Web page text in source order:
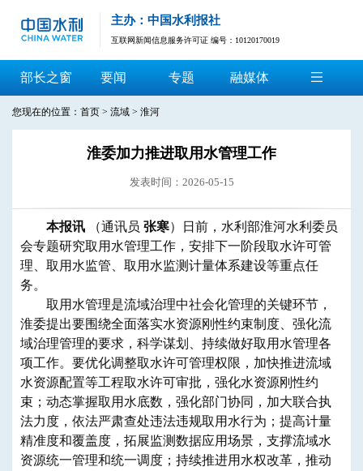
主办：中国水利报社
互联网新闻信息服务许可证 编号：10120170019
部长之窗 要闻 专题 融媒体
您现在的位置： 首页 > 流域 > 淮河
淮委加力推进取用水管理工作
发表时间：2026-05-15
​本报讯 （通讯员 张寒）日前，水利部淮河水利委员
会专题研究取用水管理工作，安排下一阶段取水许可管
理、取用水监管、取用水监测计量体系建设等重点任
务。
取用水管理是流域治理中社会化管理的关键环节，
淮委提出要围绕全面落实水资源刚性约束制度、强化流
域治理管理的要求，科学谋划、持续做好取用水管理各
项工作。要优化调整取水许可管理权限，加快推进流域
水资源配置等工程取水许可审批，强化水资源刚性约
束；动态掌握取用水底数，强化部门协同，加大联合执
法力度，依法严肃查处违法违规取用水行为；提高计量
精准度和覆盖度，拓展监测数据应用场景，支撑流域水
资源统一管理和统一调度；持续推进用水权改革，推动